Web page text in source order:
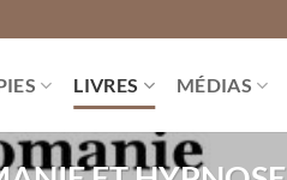
LIVRES MÉDIAS